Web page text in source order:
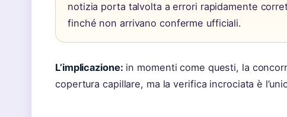
notizia porta talvolta a errori rapidamente
finché non arrivano conferme ufficiali.
L’implicazione: in momenti come questi, la
copertura capillare, ma la verifica incrociata è